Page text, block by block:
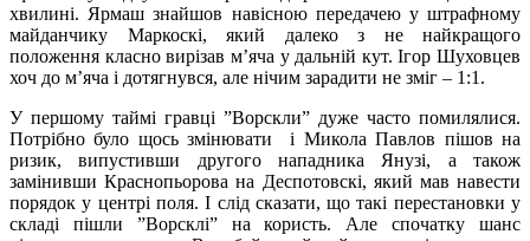
хвилині. Ярмаш знайшов навісною передачею у штрафному
майданчику Маркоскі, який далеко з не найкращого
положення класно вирізав м’яча у дальній кут. Ігор Шуховцев
хоч до м’яча і дотягнувся, але нічим зарадити не зміг – 1:1.
У першому таймі гравці ”Ворскли” дуже часто помилялися.
Потрібно було щось змінювати і Микола Павлов пішов на
ризик, випустивши другого нападника Янузі, а також
замінивши Краснопьорова на Деспотовскі, який мав навести
порядок у центрі поля. І слід сказати, що такі перестановки у
складі пішли ”Ворсклі” на користь. Але спочатку шанс